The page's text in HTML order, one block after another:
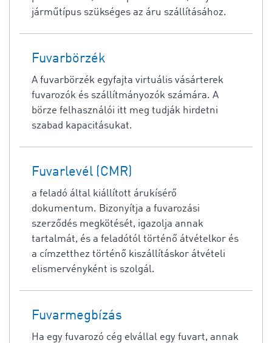
járműtípus szükséges az áru szállításához.
Fuvarbörzék
A fuvarbörzék egyfajta virtuális vásárterek
fuvarozók és szállítmányozók számára. A
börze felhasználói itt meg tudják hirdetni
szabad kapacitásukat.
Fuvarlevél (CMR)
a feladó által kiállított árukísérő
dokumentum. Bizonyítja a fuvarozási
szerződés megkötését, igazolja annak
tartalmát, és a feladótól történő átvételkor és
a címzetthez történő kiszállításkor átvételi
elismervényként is szolgál.
Fuvarmegbízás
Ha egy fuvarozó cég elvállal egy fuvart, annak